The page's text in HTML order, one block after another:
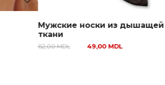
Мужские носки из дышащей
ткани
62,00MDL 49,00MDL